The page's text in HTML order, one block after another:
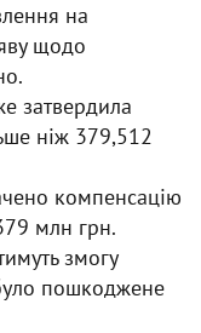
на
щодо
затвердила
ніж 379,512
компенсацію
млн грн.
змогу
пошкоджене